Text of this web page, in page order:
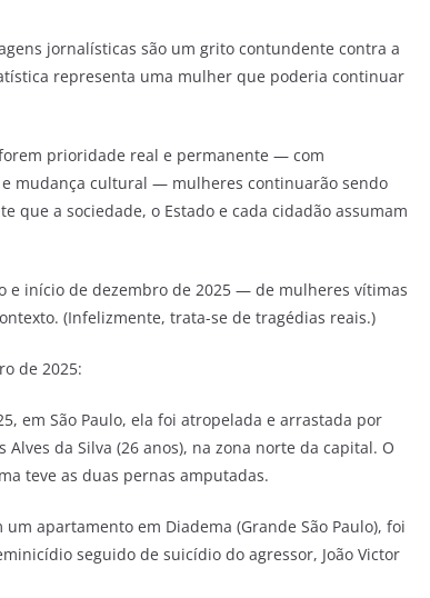
jornalísticas são um grito contundente contra a
representa uma mulher que poderia continuar
prioridade real e permanente — com
mudança cultural — mulheres continuarão sendo
que a sociedade, o Estado e cada cidadão assumam
e início de dezembro de 2025 — de mulheres vítimas
(Infelizmente, trata-se de tragédias reais.)
de 2025:
em São Paulo, ela foi atropelada e arrastada por
da Silva (26 anos), na zona norte da capital. O
teve as duas pernas amputadas.
apartamento em Diadema (Grande São Paulo), foi
seguido de suicídio do agressor, João Victor